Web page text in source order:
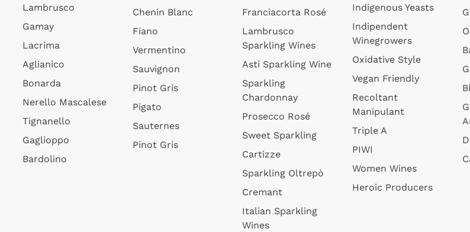
Lambrusco
Gamay
Lacrima
Aglianico
Bonarda
Nerello Mascalese
Tignanello
Gaglioppo
Bardolino
Chenin Blanc
Fiano
Vermentino
Sauvignon
Pinot Gris
Pigato
Sauternes
Pinot Gris
Franciacorta Rosé
Lambrusco
Sparkling Wines
Asti Sparkling Wine
Sparkling
Chardonnay
Prosecco Rosé
Sweet Sparkling
Cartizze
Sparkling Oltrepò
Cremant
Italian Sparkling
Wines
Indigenous Yeasts
Indipendent
Winegrowers
Oxidative Style
Vegan Friendly
Recoltant
Manipulant
Triple A
PIWI
Women Wines
Heroic Producers